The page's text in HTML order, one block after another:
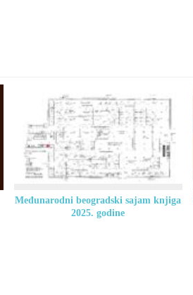
Međunarodni beogradski sajam knjiga
2025. godine